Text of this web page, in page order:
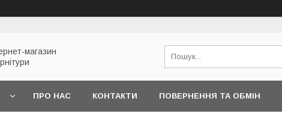
магазин
ПРО НАС КОНТАКТИ ПОВЕРНЕННЯ ТА ОБМІН